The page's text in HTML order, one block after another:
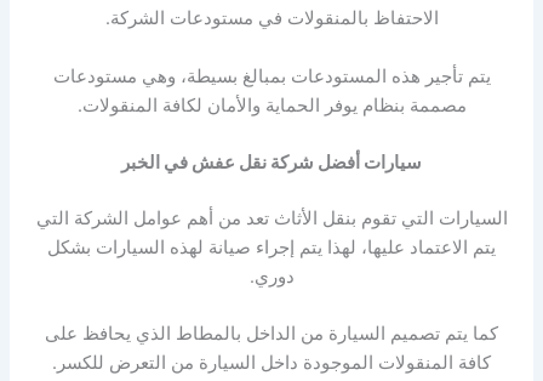
الاحتفاظ بالمنقولات في مستودعات الشركة.
يتم تأجير هذه المستودعات بمبالغ بسيطة، وهي مستودعات
مصممة بنظام يوفر الحماية والأمان لكافة المنقولات.
سيارات أفضل شركة نقل عفش في الخبر
السيارات التي تقوم بنقل الأثاث تعد من أهم عوامل الشركة التي
يتم الاعتماد عليها، لهذا يتم إجراء صيانة لهذه السيارات بشكل
دوري.
كما يتم تصميم السيارة من الداخل بالمطاط الذي يحافظ على
كافة المنقولات الموجودة داخل السيارة من التعرض للكسر.